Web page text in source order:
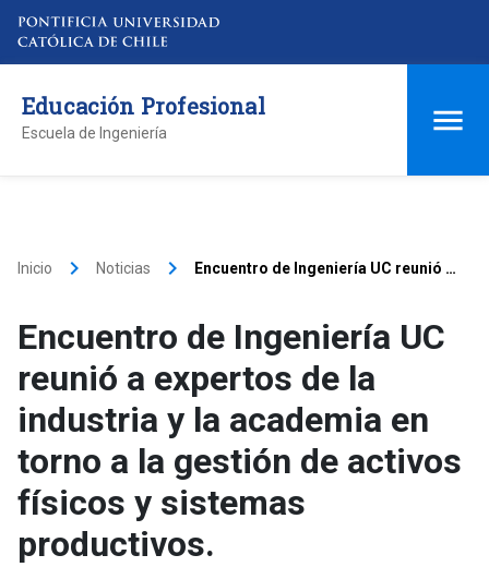
Educación Profesional
Escuela de Ingeniería
Inicio keyboard_arrow_right Noticias keyboard_arrow_right
Encuentro de Ingeniería UC reunió a
activos físicos y sistemas
productivos.
Encuentro de Ingeniería UC
reunió a expertos de la
industria y la academia en
torno a la gestión de activos
físicos y sistemas
productivos.